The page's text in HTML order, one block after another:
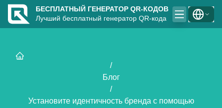
БЕСПЛАТНЫЙ ГЕНЕРАТОР QR-КОДОВ
Лучший бесплатный генератор QR-кода
/
Блог
/
Установите идентичность бренда с помощью